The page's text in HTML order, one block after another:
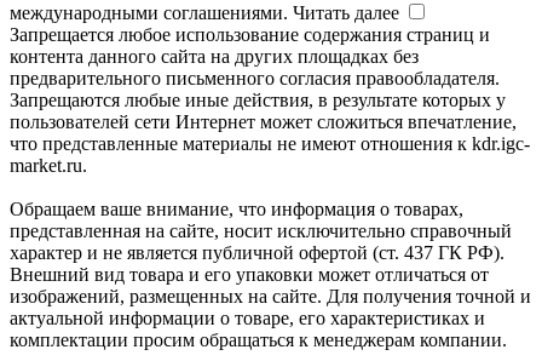
международными соглашениями. Читать далее
Запрещается любое использование содержания страниц и
контента данного сайта на других площадках без
предварительного письменного согласия правообладателя.
Запрещаются любые иные действия, в результате которых у
пользователей сети Интернет может сложиться впечатление,
что представленные материалы не имеют отношения к kdr.igc-
market.ru.
Обращаем ваше внимание, что информация о товарах,
представленная на сайте, носит исключительно справочный
характер и не является публичной офертой (ст. 437 ГК РФ).
Внешний вид товара и его упаковки может отличаться от
изображений, размещенных на сайте. Для получения точной и
актуальной информации о товаре, его характеристиках и
комплектации просим обращаться к менеджерам компании.